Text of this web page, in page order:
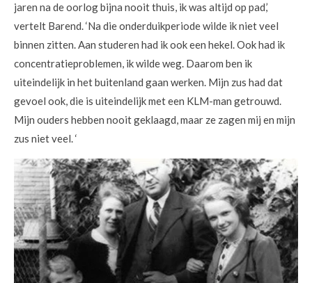
jaren na de oorlog bijna nooit thuis, ik was altijd op pad,’
vertelt Barend. ‘Na die onderduikperiode wilde ik niet veel
binnen zitten. Aan studeren had ik ook een hekel. Ook had ik
concentratieproblemen, ik wilde weg. Daarom ben ik
uiteindelijk in het buitenland gaan werken. Mijn zus had dat
gevoel ook, die is uiteindelijk met een KLM-man getrouwd.
Mijn ouders hebben nooit geklaagd, maar ze zagen mij en mijn
zus niet veel. ‘